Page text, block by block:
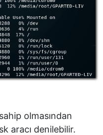
olmasından
aracı denilebilir.